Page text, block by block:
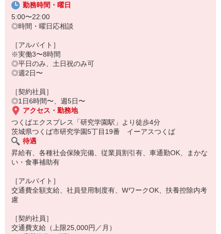
勤務時間・曜日
5:00〜22:00
◎時間・曜日応相談
［アルバイト］
※実働3〜8時間
◎平日のみ、土日祝のみ可
◎週2日〜
［契約社員］
◎1日6時間〜、週5日〜
アクセス・勤務地
つくばエクスプレス「研究学園駅」より徒歩4分
茨城県つくば市研究学園5丁目19番 イーアスつくば
待遇
昇給有、各種社会保険完備、従業員割引有、車通勤OK、まかな
い・食事補助有
［アルバイト］
交通費全額支給、社員登用制度有、WワークOK、扶養控除内考
慮
［契約社員］
交通費支給（上限25,000円／月）